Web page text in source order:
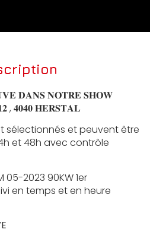
𝐃𝐀𝐍𝐒 𝐍𝐎𝐓𝐑𝐄 𝐒𝐇𝐎𝐖
, 𝟒𝟎𝟒𝟎 𝐇𝐄𝐑𝐒𝐓𝐀𝐋
sélectionnés et peuvent être
et 48h avec contrôle
05-2023 90KW 1er
en temps et en heure